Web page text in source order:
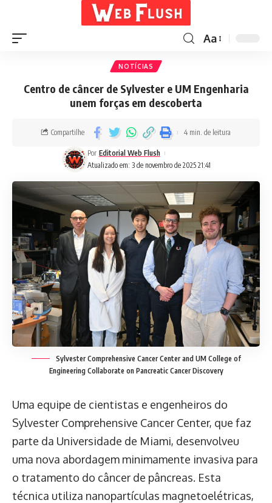
Aa
NOTÍCIAS
Centro de câncer de Sylvester e UM Engenharia
unem forças em descoberta
Atualizado em: 3 de novembro de 2025 21:41
Por Editorial Web Flush
Compartilhe 4 min. de leitura
Sylvester Comprehensive Cancer Center and UM College of
Engineering Collaborate on Pancreatic Cancer Discovery
Uma equipe de cientistas e engenheiros do
Sylvester Comprehensive Cancer Center, que faz
parte da Universidade de Miami, desenvolveu
uma nova abordagem minimamente invasiva para
o tratamento do câncer de pâncreas. Esta
técnica utiliza nanopartículas magnetoelétricas,